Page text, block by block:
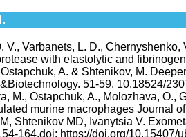
V., Varbanets, L. D.,
with elastolytic and
A. & Shtenikov, М.
51-59. 10.18524/
M., Ostapchuk, A., Molozhava,
murine macrophages Journal
Shtenikov МD, Ivanytsia V.
164.doi: https://doi.org/10.15407/